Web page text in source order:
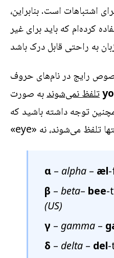
اشتباهات است. بنابراین،
کرده‌ام که باید برای غیر
تلفظ نمی‌شوند
«eye
α – alpha – æl
β – beta– bee-
(US)
γ – gamma –
δ – delta – del